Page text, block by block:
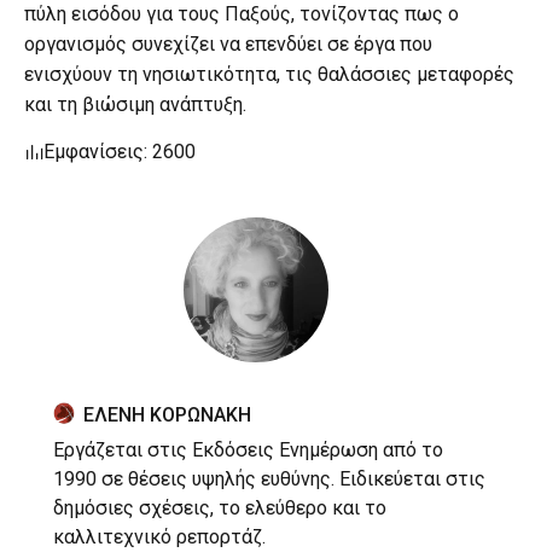
πύλη εισόδου για τους Παξούς, τονίζοντας πως ο
οργανισμός συνεχίζει να επενδύει σε έργα που
ενισχύουν τη νησιωτικότητα, τις θαλάσσιες μεταφορές
και τη βιώσιμη ανάπτυξη.
Εμφανίσεις: 2600
ΕΛΕΝΗ ΚΟΡΩΝΑΚΗ
Εργάζεται στις Εκδόσεις Ενημέρωση από το
1990 σε θέσεις υψηλής ευθύνης. Ειδικεύεται στις
δημόσιες σχέσεις, το ελεύθερο και το
καλλιτεχνικό ρεπορτάζ.